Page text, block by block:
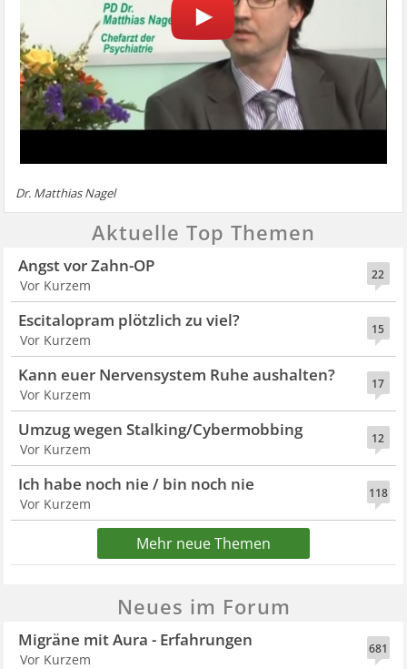
Dr. Matthias Nagel
Aktuelle Top Themen
22
Angst vor Zahn-OP
Vor Kurzem
15
Escitalopram plötzlich zu viel?
Vor Kurzem
17
Kann euer Nervensystem Ruhe aushalten?
Vor Kurzem
12
Umzug wegen Stalking/Cybermobbing
Vor Kurzem
118
Ich habe noch nie / bin noch nie
Vor Kurzem
Mehr neue Themen
Neues im Forum
681
Migräne mit Aura - Erfahrungen
Vor Kurzem